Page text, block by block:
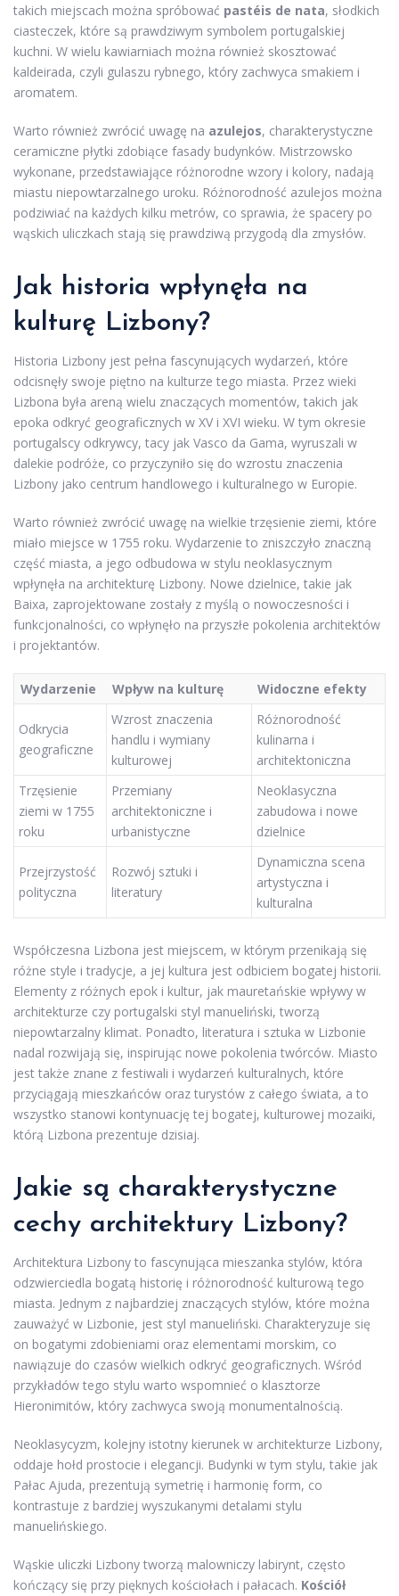
takich miejscach można spróbować pastéis de nata, słodkich
ciasteczek, które są prawdziwym symbolem portugalskiej
kuchni. W wielu kawiarniach można również skosztować
kaldeirada, czyli gulaszu rybnego, który zachwyca smakiem i
aromatem.
Warto również zwrócić uwagę na azulejos, charakterystyczne
ceramiczne płytki zdobiące fasady budynków. Mistrzowsko
wykonane, przedstawiające różnorodne wzory i kolory, nadają
miastu niepowtarzalnego uroku. Różnorodność azulejos można
podziwiać na każdych kilku metrów, co sprawia, że spacery po
wąskich uliczkach stają się prawdziwą przygodą dla zmysłów.
Jak historia wpłynęła na
kulturę Lizbony?
Historia Lizbony jest pełna fascynujących wydarzeń, które
odcisnęły swoje piętno na kulturze tego miasta. Przez wieki
Lizbona była areną wielu znaczących momentów, takich jak
epoka odkryć geograficznych w XV i XVI wieku. W tym okresie
portugalscy odkrywcy, tacy jak Vasco da Gama, wyruszali w
dalekie podróże, co przyczyniło się do wzrostu znaczenia
Lizbony jako centrum handlowego i kulturalnego w Europie.
Warto również zwrócić uwagę na wielkie trzęsienie ziemi, które
miało miejsce w 1755 roku. Wydarzenie to zniszczyło znaczną
część miasta, a jego odbudowa w stylu neoklasycznym
wpłynęła na architekturę Lizbony. Nowe dzielnice, takie jak
Baixa, zaprojektowane zostały z myślą o nowoczesności i
funkcjonalności, co wpłynęło na przyszłe pokolenia architektów
i projektantów.
Wydarzenie Wpływ na kulturę Widoczne efekty
Odkrycia
geograficzne
Wzrost znaczenia
handlu i wymiany
kulturowej
Różnorodność
kulinarna i
architektoniczna
Trzęsienie
ziemi w 1755
roku
Przemiany
architektoniczne i
urbanistyczne
Neoklasyczna
zabudowa i nowe
dzielnice
Przejrzystość
polityczna
Rozwój sztuki i
literatury
Dynamiczna scena
artystyczna i
kulturalna
Współczesna Lizbona jest miejscem, w którym przenikają się
różne style i tradycje, a jej kultura jest odbiciem bogatej historii.
Elementy z różnych epok i kultur, jak mauretańskie wpływy w
architekturze czy portugalski styl manueliński, tworzą
niepowtarzalny klimat. Ponadto, literatura i sztuka w Lizbonie
nadal rozwijają się, inspirując nowe pokolenia twórców. Miasto
jest także znane z festiwali i wydarzeń kulturalnych, które
przyciągają mieszkańców oraz turystów z całego świata, a to
wszystko stanowi kontynuację tej bogatej, kulturowej mozaiki,
którą Lizbona prezentuje dzisiaj.
Jakie są charakterystyczne
cechy architektury Lizbony?
Architektura Lizbony to fascynująca mieszanka stylów, która
odzwierciedla bogatą historię i różnorodność kulturową tego
miasta. Jednym z najbardziej znaczących stylów, które można
zauważyć w Lizbonie, jest styl manueliński. Charakteryzuje się
on bogatymi zdobieniami oraz elementami morskim, co
nawiązuje do czasów wielkich odkryć geograficznych. Wśród
przykładów tego stylu warto wspomnieć o klasztorze
Hieronimitów, który zachwyca swoją monumentalnością.
Neoklasycyzm, kolejny istotny kierunek w architekturze Lizbony,
oddaje hołd prostocie i elegancji. Budynki w tym stylu, takie jak
Pałac Ajuda, prezentują symetrię i harmonię form, co
kontrastuje z bardziej wyszukanymi detalami stylu
manuelińskiego.
Wąskie uliczki Lizbony tworzą malowniczy labirynt, często
kończący się przy pięknych kościołach i pałacach. Kościół